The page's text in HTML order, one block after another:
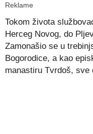
Reklame
Tokom života
Herceg Novog, do
Zamonašio se u
Bogorodice, a kao
manastiru Tvrdoš, sve